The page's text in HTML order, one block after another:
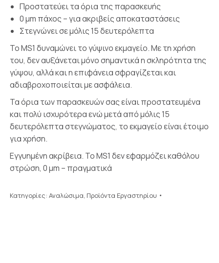
Προστατεύει τα όρια της παρασκευής
0 μm πάχος – για ακριβείς αποκαταστάσεις
Στεγνώνει σε μόλις 15 δευτερόλεπτα
Το MS1 δυναμώνει το γύψινο εκμαγείο. Με τη χρήση
του, δεν αυξάνεται μόνο σημαντικά η σκληρότητα της
γύψου, αλλά και η επιφάνεια σφραγίζεται και
αδιαβροχοποιείται με ασφάλεια.
Τα όρια των παρασκευών σας είναι προστατευμένα
και πολύ ισχυρότερα ενώ μετά από μόλις 15
δευτερόλεπτα στεγνώματος, το εκμαγείο είναι έτοιμο
για χρήση.
Εγγυημένη ακρίβεια. Το MS1 δεν εφαρμόζει καθόλου
στρώση, 0 μm – πραγματικά
Κατηγορίες: Αναλώσιμα, Προϊόντα Εργαστηρίου